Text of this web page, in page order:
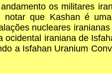
os militares
notar que Kashan é
nucleares
iraniana de
a Isfahan Uranium